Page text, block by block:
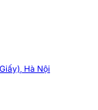
Hà Nội